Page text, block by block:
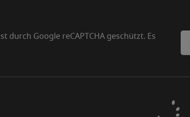
Google reCAPTCHA geschützt. Es